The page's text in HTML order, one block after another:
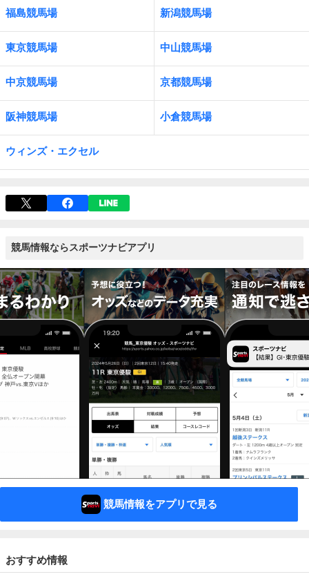
福島競馬場 新潟競馬場
東京競馬場 中山競馬場
中京競馬場 京都競馬場
阪神競馬場 小倉競馬場
ウィンズ・エクセル
競馬情報ならスポーツナビアプリ
競馬情報をアプリで見る
おすすめ情報